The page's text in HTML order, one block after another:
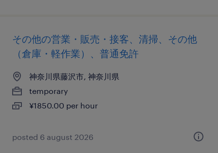
その他の営業・販売・接客、清掃、その他
（倉庫・軽作業）、普通免許
神奈川県藤沢市, 神奈川県
temporary
¥1850.00 per hour
posted 6 august 2026